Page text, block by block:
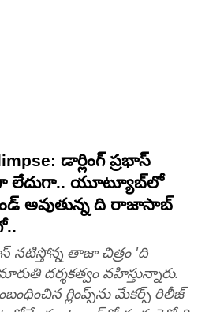
డార్లింగ్ ప్రభాస్
యూట్యూబ్‌లో
అవుతున్న ది రాజాసాబ్‌
నటిస్తోన్న తాజా చిత్రం 'ది
దర్శకత్వం వహిస్తున్నారు.
గ్లింప్స్‌ను మేకర్స్ రిలీజ్